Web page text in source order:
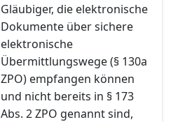
Gläubiger, die elektronische
Dokumente über sichere
elektronische
Übermittlungswege (§ 130a
ZPO) empfangen können
und nicht bereits in § 173
Abs. 2 ZPO genannt sind,